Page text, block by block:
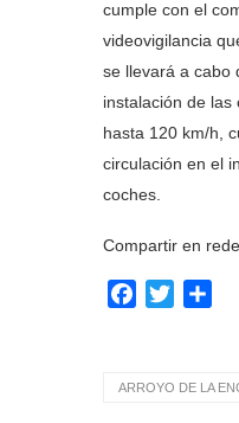
cumple con el
videovigilancia
se llevará a cabo
instalación de
hasta 120 km/h,
circulación en el
coches.
Compartir en
Facebook
Twitter
ARROYO DE LA